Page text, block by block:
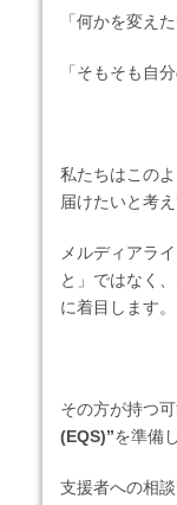
「何かを変え
「そもそも自
私たちはこの
届けたいと考え
メルディアラ
と」ではなく、
に着目します。
その方が持つ
(EQS)”を準備
支援者への相